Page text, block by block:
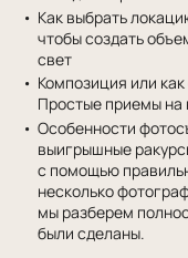
Как выбрать
чтобы создать
свет
Композиция или
Простые приемы на
Особенности
выигрышные
с помощью
несколько
мы разберем
были сделаны.